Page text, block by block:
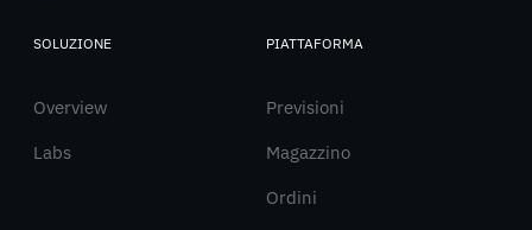
English
SOLUZIONE
Overview
Labs
PIATTAFORMA
Previsioni
Magazzino
Ordini